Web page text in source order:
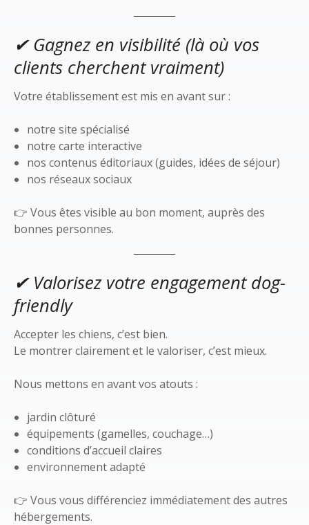
✔ Gagnez en visibilité (là où vos
clients cherchent vraiment)
Votre établissement est mis en avant sur :
notre site spécialisé
notre carte interactive
nos contenus éditoriaux (guides, idées de séjour)
nos réseaux sociaux
👉 Vous êtes visible au bon moment, auprès des
bonnes personnes.
✔ Valorisez votre engagement dog-
friendly
Accepter les chiens, c’est bien.
Le montrer clairement et le valoriser, c’est mieux.
Nous mettons en avant vos atouts :
jardin clôturé
équipements (gamelles, couchage…)
conditions d’accueil claires
environnement adapté
👉 Vous vous différenciez immédiatement des autres
hébergements.